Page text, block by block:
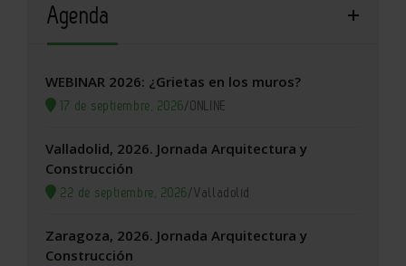
Agenda
WEBINAR 2026: ¿Grietas en los muros?
17 de septiembre, 2026/ONLINE
Valladolid, 2026. Jornada Arquitectura y
Construcción
22 de septiembre, 2026/Valladolid
Zaragoza, 2026. Jornada Arquitectura y
Construcción